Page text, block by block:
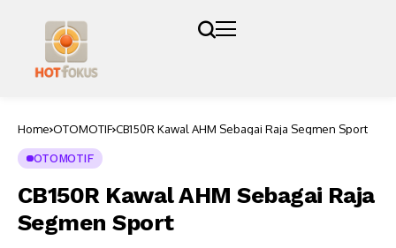
Home OTOMOTIF CB150R Kawal AHM Sebagai Raja Segmen Sport
OTOMOTIF
CB150R Kawal AHM Sebagai Raja
Segmen Sport